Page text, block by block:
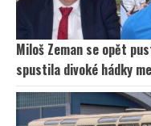
Miloš Zeman se opět
spustila divoké hádky